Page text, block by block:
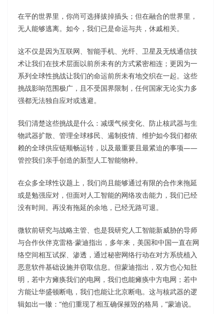
在平的世界里，你尚可选择拔掉插头；但在融合的世界里，
无人能够逃离。如今，我们已是命运与共，休戚相关。
这不仅是因为互联网、智能手机、光纤、卫星及无线通信技
术让我们在技术层面以前所未有的方式紧密相连；更因为一
系列全球性挑战让我们的命运前所未有地交织在一起。这些
挑战影响范围极广，且不受国界限制，任何国家无论实力多
强都无法独自应对或逃避。
我们清楚这些挑战是什么：减缓气候变化、防止核武器与生
物武器扩散、管理全球移民、遏制疫情、维护如今我们都依
赖的全球供应链顺畅运转，以及最重要且最紧迫的事项——
管控我们亲手创造的新型人工智能物种。
在众多全球性议题上，我们尚且能够通过有限的合作来拖延
或是勉强应对，但面对人工智能的网络攻击能力，我们已经
没有时间。再没有拖延的余地，已经无路可退。
微软前研究与战略主管、也是我研究人工智能新威胁的导师
与合作伙伴克雷格·蒙迪指出，多年来，美国和中国一直在网
络空间相互试探、渗透，通过秘密网络行动在对方系统植入
恶意软件基础设施并窃取信息。但蒙迪指出，双方也心知肚
明，若中方瘫痪我们的电网，我们也能瘫痪中方电网；若中
方能让华盛顿断电，我们也能让北京断电。这与核武器的逻
辑如出一辙：“他们重现了相互确保摧毁的格局，”蒙迪说。